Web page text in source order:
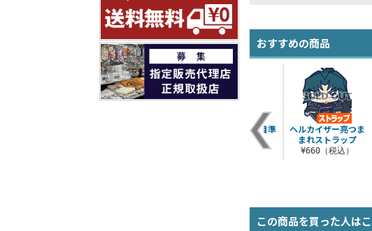
おすすめの商品
ピョコッテ 万丈目準
¥880（税込）
ヘルカイザー亮つま
まれストラップ
¥660（税込）
この商品を買った人は